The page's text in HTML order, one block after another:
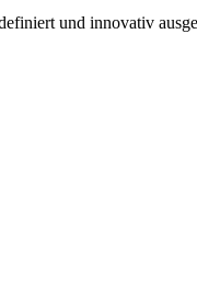
und innovativ